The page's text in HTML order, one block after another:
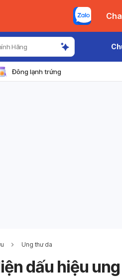
Hãng
Đông lạnh trứng
Ung thư da
dấu hiệu